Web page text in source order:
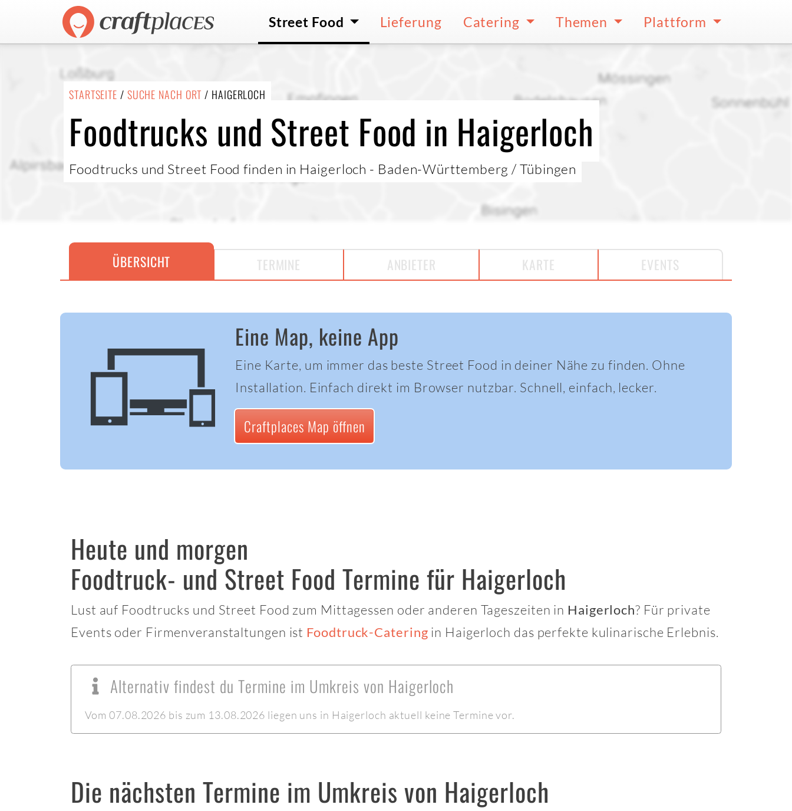
Street Food Lieferung Catering Themen Plattform
STARTSEITE / SUCHE NACH ORT / HAIGERLOCH
Foodtrucks und Street Food in Haigerloch
Foodtrucks und Street Food finden in Haigerloch - Baden-Württemberg / Tübingen
ÜBERSICHT TERMINE ANBIETER KARTE EVENTS
Eine Map, keine App
Eine Karte, um immer das beste Street Food in deiner Nähe zu finden. Ohne
Installation. Einfach direkt im Browser nutzbar. Schnell, einfach, lecker.
Craftplaces Map öffnen
Heute und morgen
Foodtruck- und Street Food Termine für Haigerloch
Lust auf Foodtrucks und Street Food zum Mittagessen oder anderen Tageszeiten in Haigerloch? Für private
Events oder Firmenveranstaltungen ist Foodtruck-Catering in Haigerloch das perfekte kulinarische Erlebnis.
Alternativ findest du Termine im Umkreis von Haigerloch
Vom 07.08.2026 bis zum 13.08.2026 liegen uns in Haigerloch aktuell keine Termine vor.
Die nächsten Termine im Umkreis von Haigerloch